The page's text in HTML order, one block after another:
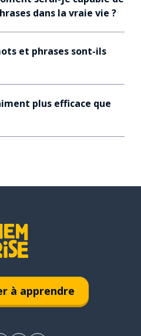
dans la vraie vie ?
et phrases sont-ils
plus efficace que
à apprendre